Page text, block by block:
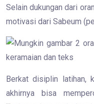
Selain dukungan dari
motivasi dari Sabeum
Berkat disiplin latihan,
akhirnya bisa